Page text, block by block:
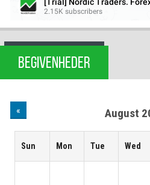
BEGIVENHEDER
« August
Sun Mon Tue Wed